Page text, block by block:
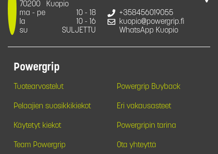
70200
Kuopio
ma - pe
10 - 18
la
10 - 16
su
SULJETTU
+358456019055
kuopio@powergrip.fi
WhatsApp Kuopio
Powergrip
Tuotearvostelut Powergrip Buyback
Pelaajien suosikkikiekot Eri vakausasteet
Käytetyt kiekot Powergripin tarina
Team Powergrip Ota yhteyttä